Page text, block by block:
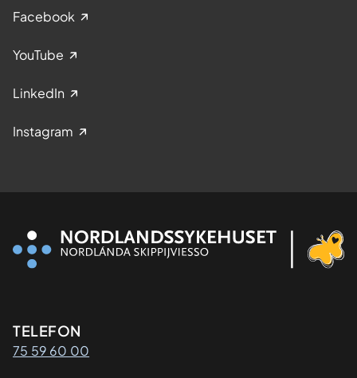
Facebook
YouTube
LinkedIn
Instagram
Kontaktinformasjon
TELEFON
75 59 60 00